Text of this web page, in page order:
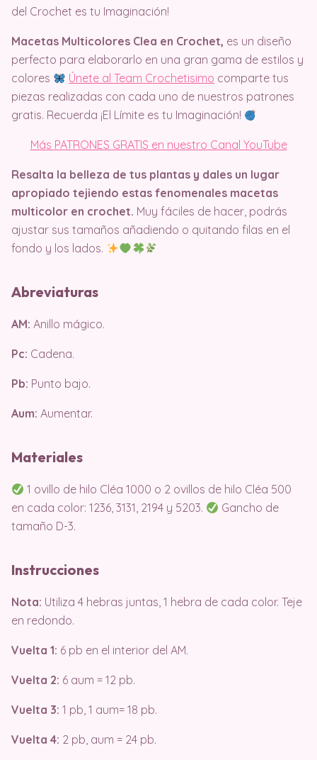
del Crochet es tu Imaginación!
Macetas Multicolores Clea en Crochet, es un diseño
perfecto para elaborarlo en una gran gama de estilos y
colores
Únete al Team Crochetisimo comparte tus
piezas realizadas con cada uno de nuestros patrones
gratis. Recuerda ¡El Límite es tu Imaginación!
Más PATRONES GRATIS en nuestro Canal YouTube
Resalta la belleza de tus plantas y dales un lugar
apropiado tejiendo estas fenomenales macetas
multicolor en crochet. Muy fáciles de hacer, podrás
ajustar sus tamaños añadiendo o quitando filas en el
fondo y los lados.
Abreviaturas
AM: Anillo mágico.
Pc: Cadena.
Pb: Punto bajo.
Aum: Aumentar.
Materiales
1 ovillo de hilo Cléa 1000 o 2 ovillos de hilo Cléa 500
en cada color: 1236, 3131, 2194 y 5203.
Gancho de
tamaño D-3.
Instrucciones
Nota: Utiliza 4 hebras juntas, 1 hebra de cada color. Teje
en redondo.
Vuelta 1: 6 pb en el interior del AM.
Vuelta 2: 6 aum = 12 pb.
Vuelta 3: 1 pb, 1 aum= 18 pb.
Vuelta 4: 2 pb, aum = 24 pb.